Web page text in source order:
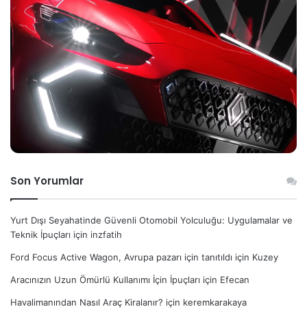
Son Yorumlar
Yurt Dışı Seyahatinde Güvenli Otomobil Yolculuğu: Uygulamalar ve
Teknik İpuçları için inzfatih
Ford Focus Active Wagon, Avrupa pazarı için tanıtıldı için Kuzey
Aracınızın Uzun Ömürlü Kullanımı İçin İpuçları için Efecan
Havalimanından Nasıl Araç Kiralanır? için keremkarakaya